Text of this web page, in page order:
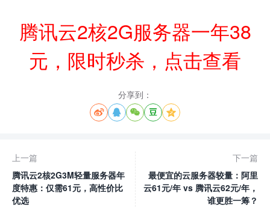
腾讯云2核2G服务器一年38
元，限时秒杀，点击查看
分享到：
    
上一篇
腾讯云2核2G3M轻量服务器年
度特惠：仅需61元，高性价比
优选
下一篇
最便宜的云服务器较量：阿里
云61元/年 vs 腾讯云62元/年，
谁更胜一筹？